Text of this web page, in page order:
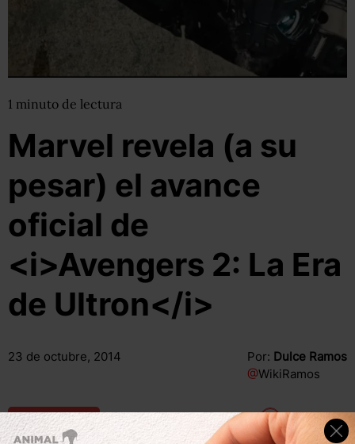
1 minuto de lectura
Marvel revela (a su
pesar) el avance
oficial de
<i>Avengers 2: La Era
de Ultron</i>
23 de octubre, 2014 Por: Dulce Ramos
@WikiRamos
Compartir Leer después